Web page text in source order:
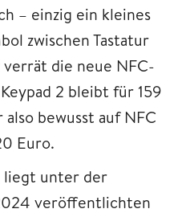
– einzig ein kleines
zwischen Tastatur
die neue NFC-
2 bleibt für 159
bewusst auf NFC
Euro.
liegt unter der
veröffentlichten